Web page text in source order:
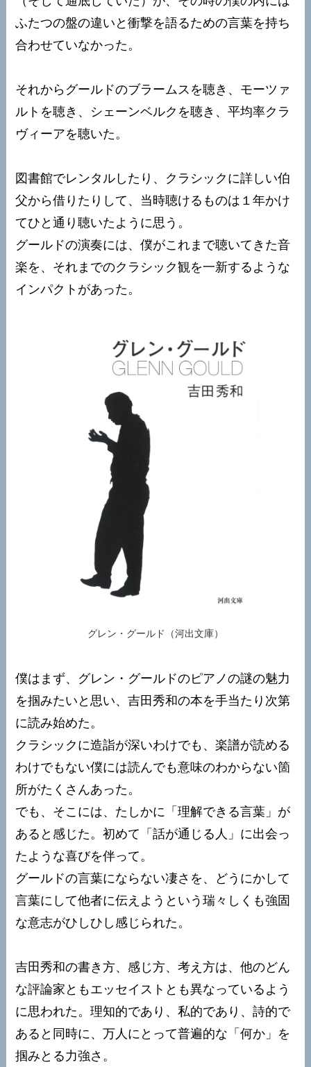
ふたつの盤の違いと衝撃を語るための言葉を持ち
合わせていなかった。
それからグールドのブラームスを聴き、モーツァ
ルトを聴き、シェーンベルクを聴き、平均率クラ
ヴィーアを聴いた。
図書館でレンタルしたり、クラシックに詳しい伯
父から借りたりして、当時聴けるものは１年かけ
てひと通り聴いたように思う。
グールドの演奏には、僕がこれまで聴いてきた音
楽を、それまでのクラシック観を一新するような
インパクトがあった。
グレン・グールド（河出文庫）
僕はまず、グレン・グールドのピアノの謎の魅力
を掴みたいと思い、吉田秀和の本を手当たり次第
に読み始めた。
クラシックに造詣が深いわけでも、楽譜が読める
わけでもない僕には読んでも意味のわからない箇
所がたくさんあった。
でも、そこには、たしかに「理解できる言葉」が
あると感じた。初めて「話が通じる人」に出会っ
たような喜びを伴って。
グールドの言葉にならない凄さを、どうにかして
言葉にして他者に伝えようという瑞々しくも強固
な意志がひしひし感じられた。
吉田秀和の書き方、感じ方、考え方は、他のどん
な評論家ともエッセイストとも異なっているよう
に思われた。理知的であり、私的であり、詩的で
あると同時に、万人にとって普遍的な「何か」を
掴みとる力強さ。